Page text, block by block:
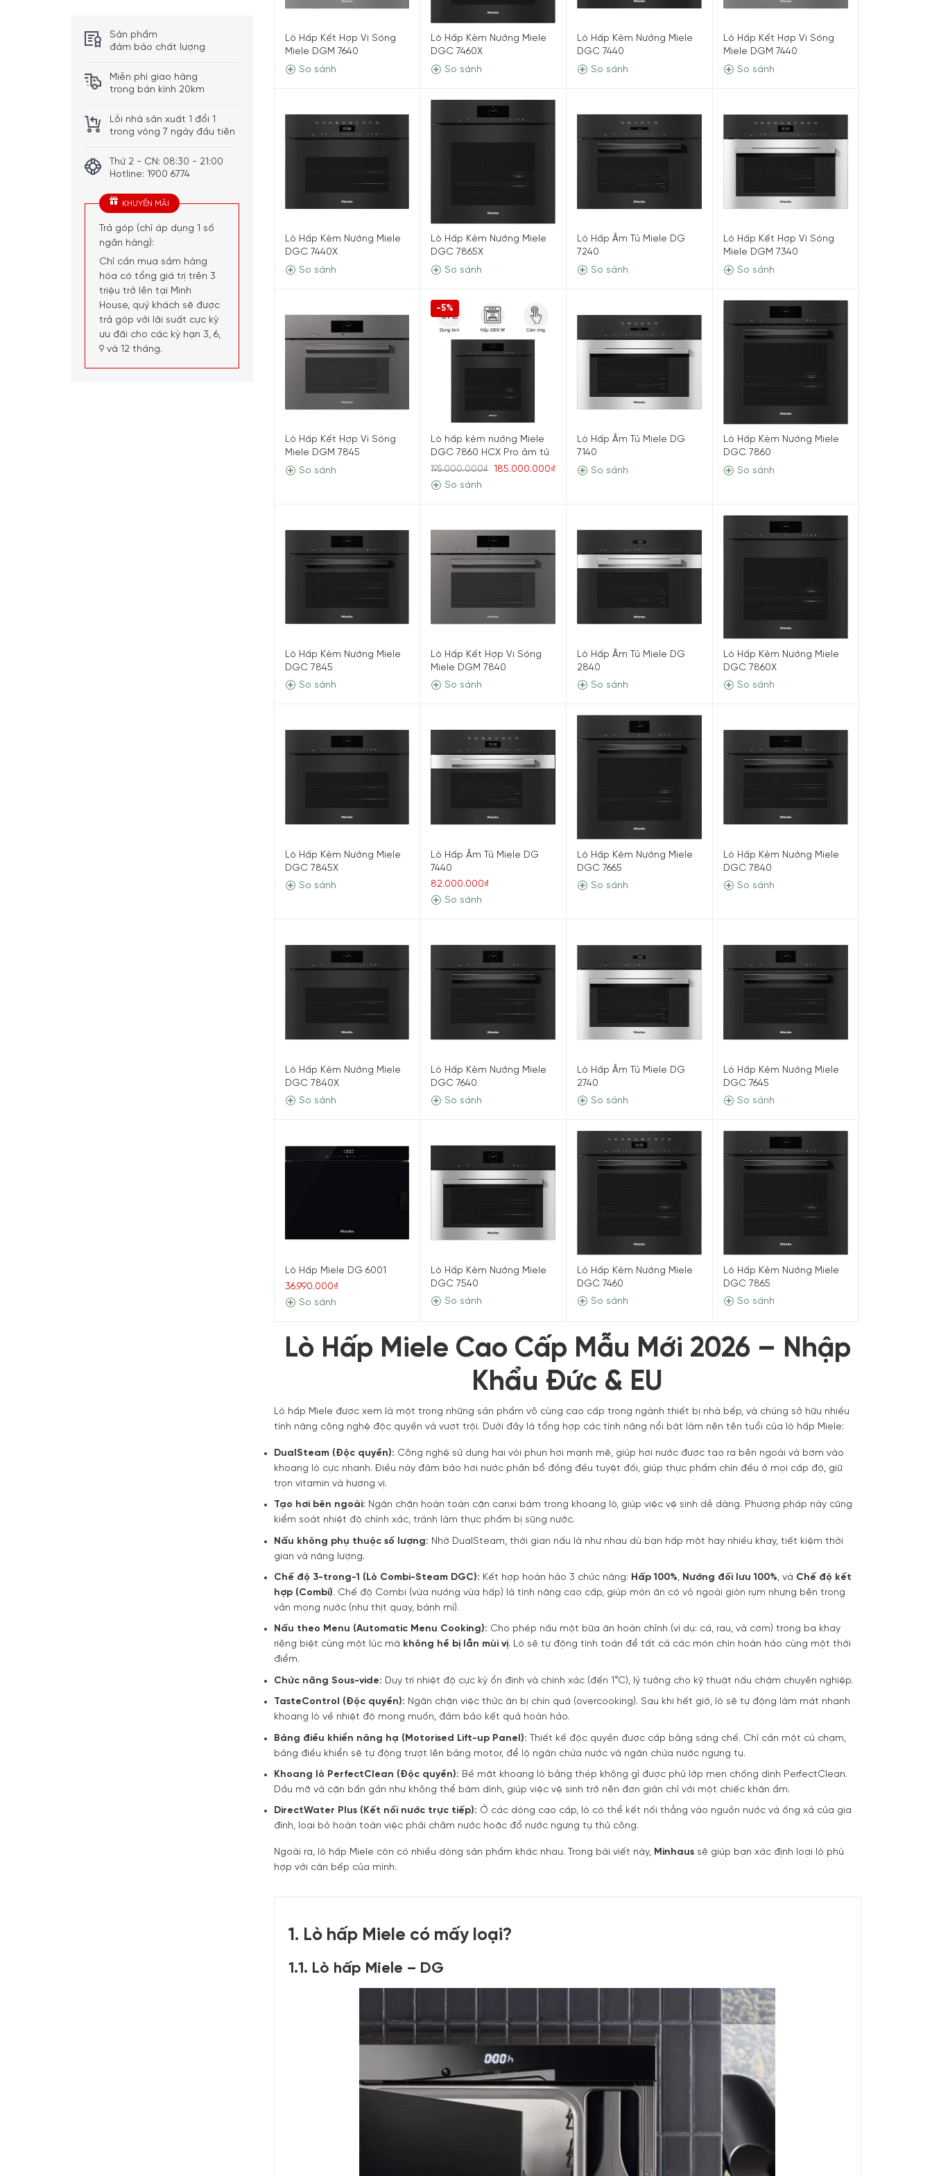
Sản phẩm
đảm bảo chất lượng
Miễn phí giao hàng
trong bán kính 20km
Lỗi nhà sản xuất 1 đổi 1
trong vòng 7 ngày đầu tiên
Thứ 2 - CN: 08:30 - 21:00
Hotline: 1900 6774
KHUYẾN MÃI
Trả góp (chỉ áp dụng 1 số
ngân hàng):
Chỉ cần mua sắm hàng
hóa có tổng giá trị trên 3
triệu trở lên tại Minh
House, quý khách sẽ được
trả góp với lãi suất cực kỳ
ưu đãi cho các kỳ hạn 3, 6,
9 và 12 tháng.
Lò Hấp Kết Hợp Vi Sóng
Miele DGM 7640
So sánh
Lò Hấp Kèm Nướng Miele
DGC 7460X
So sánh
Lò Hấp Kèm Nướng Miele
DGC 7440
So sánh
Lò Hấp Kết Hợp Vi Sóng
Miele DGM 7440
So sánh
Lò Hấp Kèm Nướng Miele
DGC 7440X
So sánh
Lò Hấp Kèm Nướng Miele
DGC 7865X
So sánh
Lò Hấp Âm Tủ Miele DG
7240
So sánh
Lò Hấp Kết Hợp Vi Sóng
Miele DGM 7340
So sánh
Lò Hấp Kết Hợp Vi Sóng
Miele DGM 7845
So sánh
-5%
Lò hấp kèm nướng Miele
DGC 7860 HCX Pro âm tủ
195.000.000₫
185.000.000₫
So sánh
Lò Hấp Âm Tủ Miele DG
7140
So sánh
Lò Hấp Kèm Nướng Miele
DGC 7860
So sánh
Lò Hấp Kèm Nướng Miele
DGC 7845
So sánh
Lò Hấp Kết Hợp Vi Sóng
Miele DGM 7840
So sánh
Lò Hấp Âm Tủ Miele DG
2840
So sánh
Lò Hấp Kèm Nướng Miele
DGC 7860X
So sánh
Lò Hấp Kèm Nướng Miele
DGC 7845X
So sánh
Lò Hấp Âm Tủ Miele DG
7440
82.000.000₫
So sánh
Lò Hấp Kèm Nướng Miele
DGC 7665
So sánh
Lò Hấp Kèm Nướng Miele
DGC 7840
So sánh
Lò Hấp Kèm Nướng Miele
DGC 7840X
So sánh
Lò Hấp Kèm Nướng Miele
DGC 7640
So sánh
Lò Hấp Âm Tủ Miele DG
2740
So sánh
Lò Hấp Kèm Nướng Miele
DGC 7645
So sánh
Lò Hấp Miele DG 6001
36.990.000₫
So sánh
Lò Hấp Kèm Nướng Miele
DGC 7540
So sánh
Lò Hấp Kèm Nướng Miele
DGC 7460
So sánh
Lò Hấp Kèm Nướng Miele
DGC 7865
So sánh
Lò Hấp Miele Cao Cấp Mẫu Mới 2026 – Nhập
Khẩu Đức & EU
Lò hấp Miele được xem là một trong những sản phẩm vô cùng cao cấp trong ngành thiết bị nhà bếp, và chúng sở hữu nhiều
tính năng công nghệ độc quyền và vượt trội. Dưới đây là tổng hợp các tính năng nổi bật làm nên tên tuổi của lò hấp Miele:
DualSteam (Độc quyền): Công nghệ sử dụng hai vòi phun hơi mạnh mẽ, giúp hơi nước được tạo ra bên ngoài và bơm vào
khoang lò cực nhanh. Điều này đảm bảo hơi nước phân bổ đồng đều tuyệt đối, giúp thực phẩm chín đều ở mọi cấp độ, giữ
trọn vitamin và hương vị.
Tạo hơi bên ngoài: Ngăn chặn hoàn toàn cặn canxi bám trong khoang lò, giúp việc vệ sinh dễ dàng. Phương pháp này cũng
kiểm soát nhiệt độ chính xác, tránh làm thực phẩm bị sũng nước.
Nấu không phụ thuộc số lượng: Nhờ DualSteam, thời gian nấu là như nhau dù bạn hấp một hay nhiều khay, tiết kiệm thời
gian và năng lượng.
Chế độ 3-trong-1 (Lò Combi-Steam DGC): Kết hợp hoàn hảo 3 chức năng: Hấp 100%, Nướng đối lưu 100%, và Chế độ kết
hợp (Combi). Chế độ Combi (vừa nướng vừa hấp) là tính năng cao cấp, giúp món ăn có vỏ ngoài giòn rụm nhưng bên trong
vẫn mọng nước (như thịt quay, bánh mì).
Nấu theo Menu (Automatic Menu Cooking): Cho phép nấu một bữa ăn hoàn chỉnh (ví dụ: cá, rau, và cơm) trong ba khay
riêng biệt cùng một lúc mà không hề bị lẫn mùi vị. Lò sẽ tự động tính toán để tất cả các món chín hoàn hảo cùng một thời
điểm.
Chức năng Sous-vide: Duy trì nhiệt độ cực kỳ ổn định và chính xác (đến 1°C), lý tưởng cho kỹ thuật nấu chậm chuyên nghiệp.
TasteControl (Độc quyền): Ngăn chặn việc thức ăn bị chín quá (overcooking). Sau khi hết giờ, lò sẽ tự động làm mát nhanh
khoang lò về nhiệt độ mong muốn, đảm bảo kết quả hoàn hảo.
Bảng điều khiển nâng hạ (Motorised Lift-up Panel): Thiết kế độc quyền được cấp bằng sáng chế. Chỉ cần một cú chạm,
bảng điều khiển sẽ tự động trượt lên bằng motor, để lộ ngăn chứa nước và ngăn chứa nước ngưng tụ.
Khoang lò PerfectClean (Độc quyền): Bề mặt khoang lò bằng thép không gỉ được phủ lớp men chống dính PerfectClean.
Dầu mỡ và cặn bẩn gần như không thể bám dính, giúp việc vệ sinh trở nên đơn giản chỉ với một chiếc khăn ẩm.
DirectWater Plus (Kết nối nước trực tiếp): Ở các dòng cao cấp, lò có thể kết nối thẳng vào nguồn nước và ống xả của gia
đình, loại bỏ hoàn toàn việc phải châm nước hoặc đổ nước ngưng tụ thủ công.
Ngoài ra, lò hấp Miele còn có nhiều dòng sản phẩm khác nhau. Trong bài viết này, Minhaussẽ giúp bạn xác định loại lò phù
hợp với căn bếp của mình.
1. Lò hấp Miele có mấy loại?
1.1. Lò hấp Miele – DG